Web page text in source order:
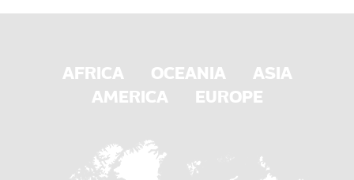
AFRICA OCEANIA
ASIA
AMERICA
EUROPE